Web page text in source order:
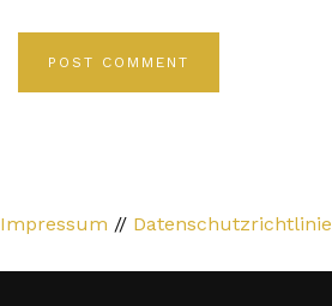
Impressum // Datenschutzrichtlinie